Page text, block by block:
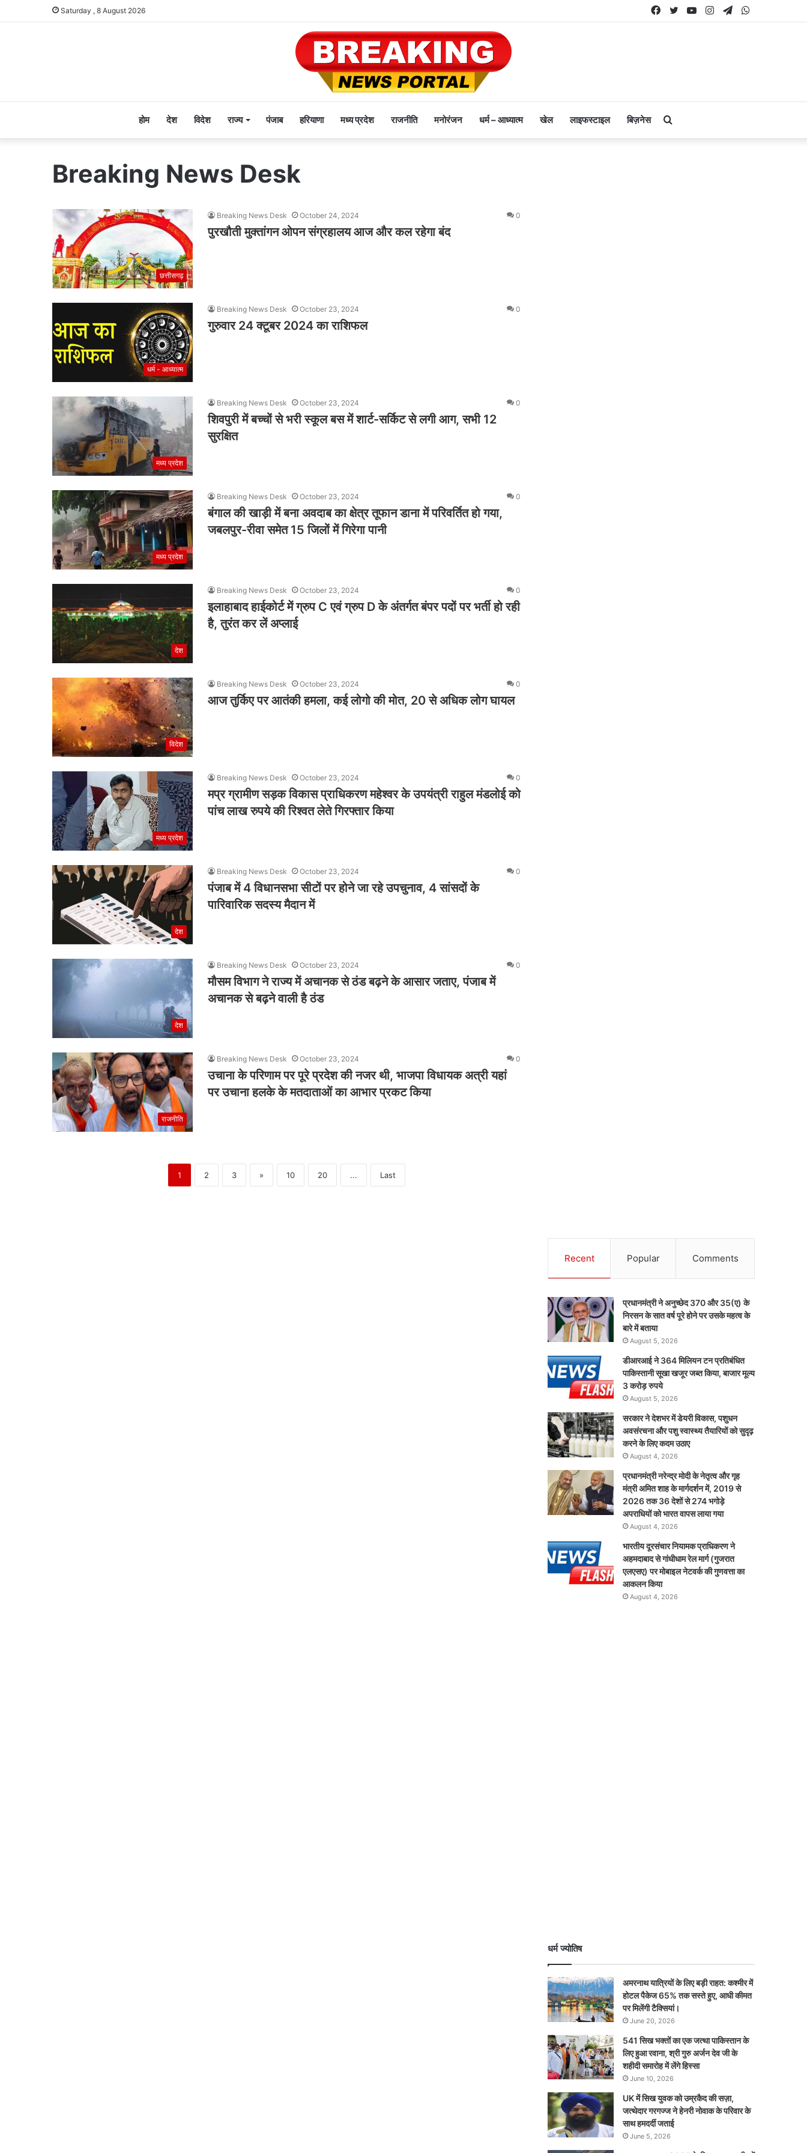
Saturday , 8 August 2026 Telegram
Instagram
YouTube
Twitter
Facebook
होम देश विदेश राज्य पंजाब हरियाणा मध्य प्रदेश राजनीति मनोरंजन धर्म – आध्यात्म खेल लाइफस्टाइल बिज़नेस
Breaking News Desk
छत्तीसगढ़
Breaking News Desk October 24, 2024 0
पुरखौती मुक्तांगन ओपन संग्रहालय आज और कल रहेगा बंद
धर्म - आध्यात्म
Breaking News Desk October 23, 2024 0
गुरुवार 24 क्टूबर 2024 का राशिफल
मध्य प्रदेश
Breaking News Desk October 23, 2024 0
शिवपुरी में बच्चों से भरी स्कूल बस में शार्ट-सर्किट से लगी आग, सभी 12
सुरक्षित
मध्य प्रदेश
Breaking News Desk October 23, 2024 0
बंगाल की खाड़ी में बना अवदाब का क्षेत्र तूफान डाना में परिवर्तित हो गया,
जबलपुर-रीवा समेत 15 जिलों में गिरेगा पानी
देश
Breaking News Desk October 23, 2024 0
इलाहाबाद हाईकोर्ट में ग्रुप C एवं ग्रुप D के अंतर्गत बंपर पदों पर भर्ती हो रही
है, तुरंत कर लें अप्लाई
विदेश
Breaking News Desk October 23, 2024 0
आज तुर्किए पर आतंकी हमला, कई लोगो की मोत, 20 से अधिक लोग घायल
मध्य प्रदेश
Breaking News Desk October 23, 2024 0
मप्र ग्रामीण सड़क विकास प्राधिकरण महेश्वर के उपयंत्री राहुल मंडलोई को
पांच लाख रुपये की रिश्वत लेते गिरफ्तार किया
देश
Breaking News Desk October 23, 2024 0
पंजाब में 4 विधानसभा सीटों पर होने जा रहे उपचुनाव, 4 सांसदों के
पारिवारिक सदस्य मैदान में
देश
Breaking News Desk October 23, 2024 0
मौसम विभाग ने राज्य में अचानक से ठंड बढ़ने के आसार जताए, पंजाब में
अचानक से बढ़ने वाली है ठंड
राजनीति
Breaking News Desk October 23, 2024 0
उचाना के परिणाम पर पूरे प्रदेश की नजर थी, भाजपा विधायक अत्री यहां
पर उचाना हलके के मतदाताओं का आभार प्रकट किया
1 2 3 » 10 20 ... Last
Recent Popular Comments
प्रधानमंत्री ने अनुच्छेद 370 और 35(ए) के
निरसन के सात वर्ष पूरे होने पर उसके महत्व के
बारे में बताया
August 5, 2026
डीआरआई ने 364 मिलियन टन प्रतिबंधित
पाकिस्तानी सूखा खजूर जब्त किया, बाजार मूल्य
3 करोड़ रुपये
August 5, 2026
सरकार ने देशभर में डेयरी विकास, पशुधन
अवसंरचना और पशु स्वास्थ्य तैयारियों को सुदृढ़
करने के लिए कदम उठाए
August 4, 2026
प्रधानमंत्री नरेन्द्र मोदी के नेतृत्व और गृह
मंत्री अमित शाह के मार्गदर्शन में, 2019 से
2026 तक 36 देशों से 274 भगोड़े
अपराधियों को भारत वापस लाया गया
August 4, 2026
भारतीय दूरसंचार नियामक प्राधिकरण ने
अहमदाबाद से गांधीधाम रेल मार्ग (गुजरात
एलएसए) पर मोबाइल नेटवर्क की गुणवत्ता का
आकलन किया
August 4, 2026
धर्म ज्योतिष
अमरनाथ यात्रियों के लिए बड़ी राहत: कश्मीर में
होटल पैकेज 65% तक सस्ते हुए, आधी कीमत
पर मिलेंगी टैक्सियां।
June 20, 2026
541 सिख भक्तों का एक जत्था पाकिस्तान के
लिए हुआ रवाना, श्री गुरु अर्जन देव जी के
शहीदी समारोह में लेंगे हिस्सा
June 10, 2026
UK में सिख युवक को उम्रकैद की सज़ा,
जत्थेदार गरगज्ज ने हेनरी नोवाक के परिवार के
साथ हमदर्दी जताई
June 5, 2026